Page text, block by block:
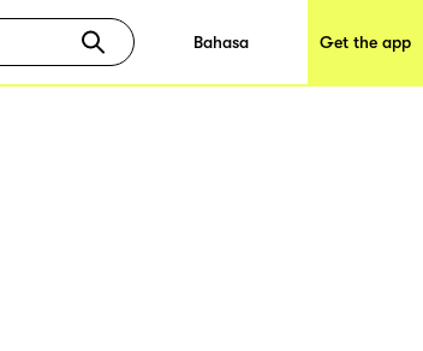
Bahasa Get the app